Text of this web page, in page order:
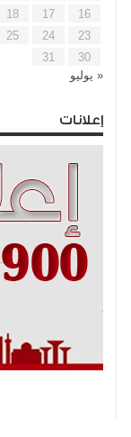
16
17
18
23
24
25
30
31
« يوليو
إعلانات